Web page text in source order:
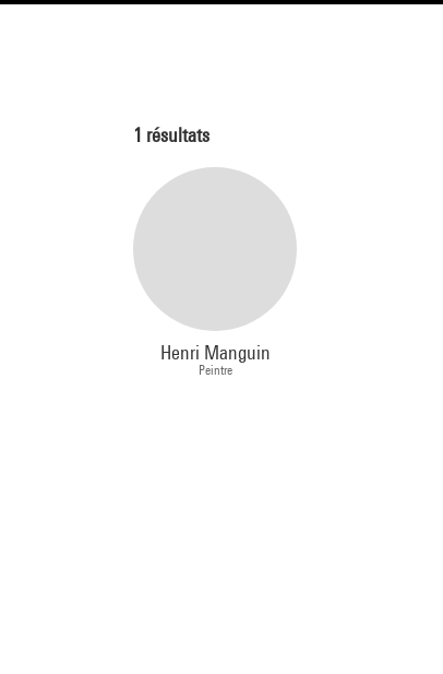
1 résultats
Henri Manguin
Peintre